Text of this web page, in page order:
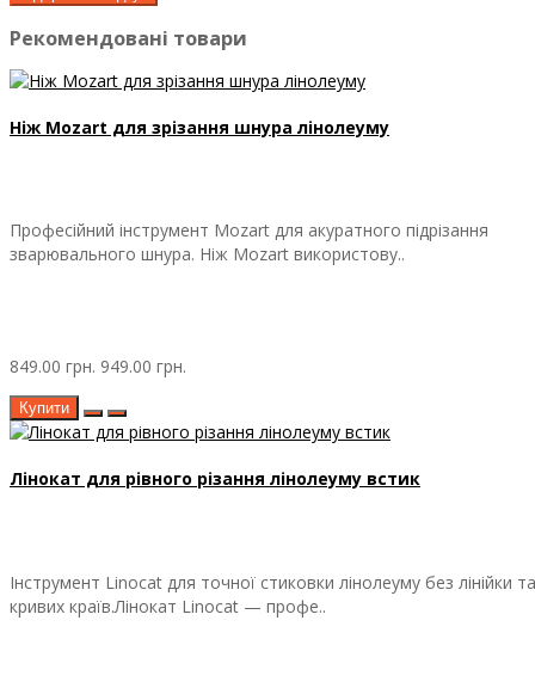
Рекомендовані товари
Ніж Mozart для зрізання шнура лінолеуму
Професійний інструмент Mozart для акуратного підрізання
зварювального шнура. Ніж Mozart використову..
849.00 грн. 949.00 грн.
Купити
Лінокат для рівного різання лінолеуму встик
Інструмент Linocat для точної стиковки лінолеуму без лінійки та
кривих країв.Лінокат Linocat — профе..